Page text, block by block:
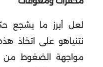
لعل أبرز ما يشجع
نتنياهو على اتخاذ
مواجهة الضغوط من